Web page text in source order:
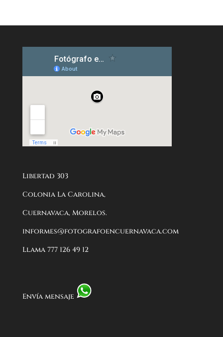
Libertad 303
Colonia La Carolina,
Cuernavaca, Morelos.
informes@fotografoencuernavaca.com
Llama 777 126 49 12
Envía mensaje